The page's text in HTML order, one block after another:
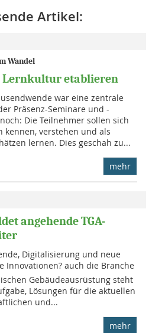
Artikel:
Wandel
Lernkultur etablieren
war eine zentrale
Präsenz-Seminare und -
Die Teilnehmer sollen sich
kennen, verstehen und als
lernen. Dies geschah zu...
mehr
angehende TGA-
Digitalisierung und neue
Innovationen? auch die Branche
Gebäudeausrüstung steht
Lösungen für die aktuellen
und...
mehr